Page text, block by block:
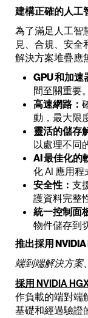
建構正確的人工
為了滿足人工智
見、合規、安全
解決方案堆疊應
GPU 和加速
間至關重要。
高速網路：
動，最大限
靈活的儲存
以處理不同
AI 最佳化的
化 AI 應用程
安全性： 支
護資料完整
統一控制面
物件儲存到
推出採用 NVIDIA
端到端解決方案
採用 NVIDIA
作負載的端對端
基礎和經過驗證